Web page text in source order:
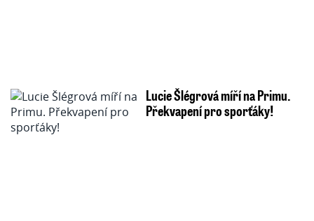
Lucie Šlégrová míří na Primu.
Překvapení pro sporťáky!